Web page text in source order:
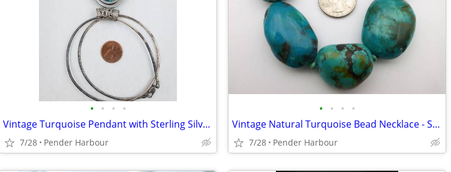
• • • •
Vintage Turquoise Pendant with Sterling Silver Chain
7/28 Pender Harbour
• • • •
Vintage Natural Turquoise Bead Necklace - Statement Piece
7/28 Pender Harbour